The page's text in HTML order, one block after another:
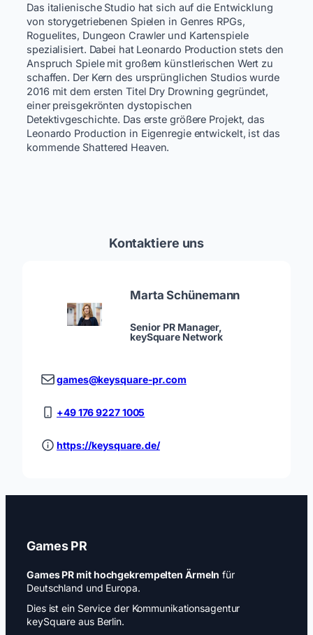
Das italienische Studio hat sich auf die Entwicklung
von storygetriebenen Spielen in Genres RPGs,
Roguelites, Dungeon Crawler und Kartenspiele
spezialisiert. Dabei hat Leonardo Production stets den
Anspruch Spiele mit großem künstlerischen Wert zu
schaffen. Der Kern des ursprünglichen Studios wurde
2016 mit dem ersten Titel Dry Drowning gegründet,
einer preisgekrönten dystopischen
Detektivgeschichte. Das erste größere Projekt, das
Leonardo Production in Eigenregie entwickelt, ist das
kommende Shattered Heaven.
Kontaktiere uns
Marta Schünemann
Senior PR Manager,
keySquare Network
games@keysquare-pr.com
+49 176 9227 1005
https://keysquare.de/
Games PR
Games PR mit hochgekrempelten Ärmeln für
Deutschland und Europa.
Dies ist ein Service der Kommunikationsagentur
keySquare aus Berlin.